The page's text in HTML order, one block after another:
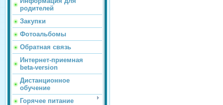
родителей
Закупки
Фотоальбомы
Обратная связь
Интернет-приемная
beta-version
Дистанционное
обучение
Горячее питание